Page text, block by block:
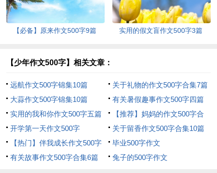
【必备】原来作文500字9篇 实用的假文盲作文500字3篇
【少年作文500字】相关文章：
远航作文500字锦集10篇
关于礼物的作文500字合集7篇
大蒜作文500字锦集10篇
有关暑假趣事作文500字四篇
实用的我和你作文500字五篇
【推荐】妈妈的作文500字合
集10篇
开学第一天作文500字
关于留香作文500字合集10篇
【热门】伴我成长作文500字
四篇
毕业500字作文
有关故事作文500字合集6篇
兔子的500字作文